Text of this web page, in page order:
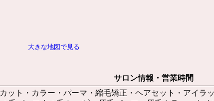
大きな地図で見る
サロン情報・営業時間
カット・カラー・パーマ・縮毛矯正・ヘアセット・アイラ